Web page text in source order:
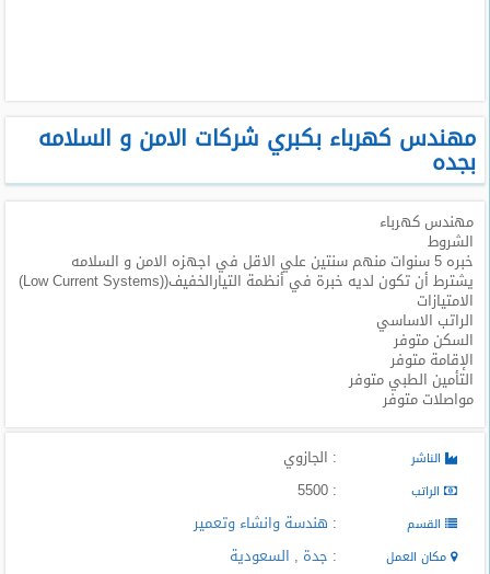
تصفح
الوظائف
وظائف
اليوم
وظائف
السعودية
اليوم
وظائف
مصر
اليوم
وظائف
حكومية
المدونة
مهندس كهرباء بكبري شركات الامن و السلامه
بجده
مهندس كهرباء
الشروط
خبره 5 سنوات منهم سنتين علي الاقل في اجهزه الامن و السلامه
يشترط أن تكون لديه خبرة في أنظمة التيارالخفيف((Low Current Systems)
الامتيازات
الراتب الاساسي
السكن متوفر
الإقامة متوفر
التأمين الطبي متوفر
مواصلات متوفر
الناشر : الجازوي
الراتب : 5500
القسم : هندسة وانشاء وتعمير
مكان العمل : جدة , السعودية